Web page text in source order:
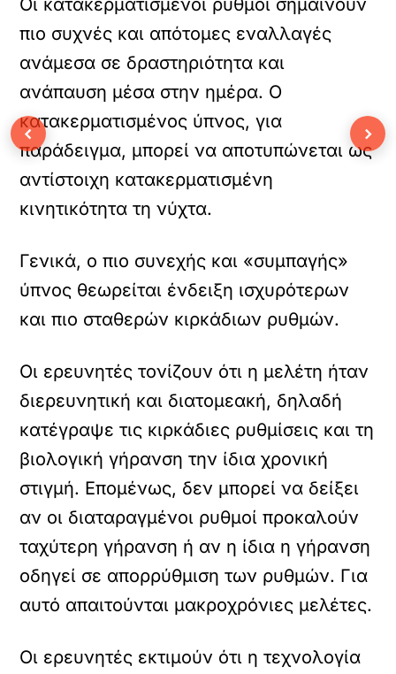
πιο συχνές και απότομες εναλλαγές
ανάμεσα σε δραστηριότητα και
ανάπαυση μέσα στην ημέρα. Ο
κατακερματισμένος ύπνος, για
παράδειγμα, μπορεί να αποτυπώνεται ως
αντίστοιχη κατακερματισμένη
κινητικότητα τη νύχτα.
Γενικά, ο πιο συνεχής και «συμπαγής»
ύπνος θεωρείται ένδειξη ισχυρότερων
και πιο σταθερών κιρκάδιων ρυθμών.
Οι ερευνητές τονίζουν ότι η μελέτη ήταν
διερευνητική και διατομεακή, δηλαδή
κατέγραψε τις κιρκάδιες ρυθμίσεις και τη
βιολογική γήρανση την ίδια χρονική
στιγμή. Επομένως, δεν μπορεί να δείξει
αν οι διαταραγμένοι ρυθμοί προκαλούν
ταχύτερη γήρανση ή αν η ίδια η γήρανση
οδηγεί σε απορρύθμιση των ρυθμών. Για
αυτό απαιτούνται μακροχρόνιες μελέτες.
Οι ερευνητές εκτιμούν ότι η τεχνολογία
‹ ›